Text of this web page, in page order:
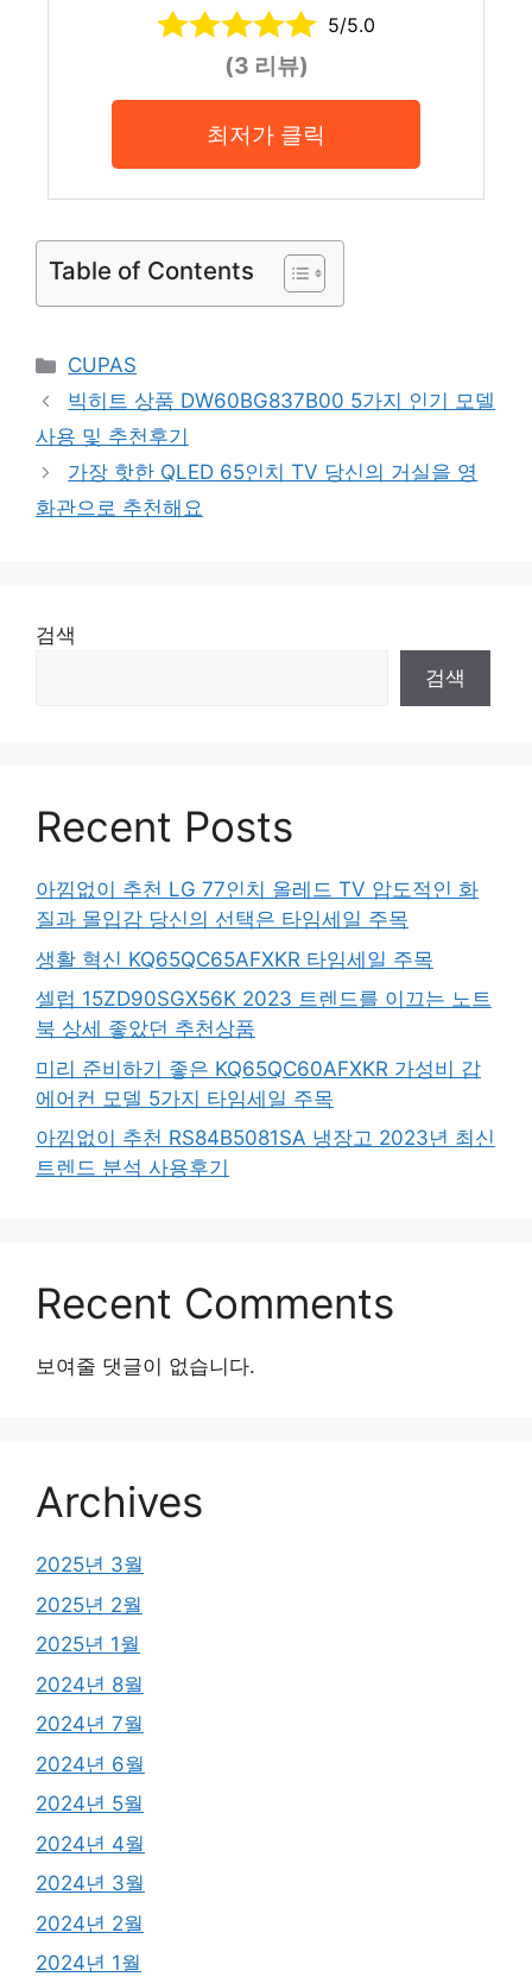
5/5.0
(3 리뷰)
최저가 클릭
Table of Contents
Categories
CUPAS
빅히트 상품 DW60BG837B00 5가지 인기 모델
사용 및 추천후기
가장 핫한 QLED 65인치 TV 당신의 거실을 영
화관으로 추천해요
검색
검색
Recent Posts
아낌없이 추천 LG 77인치 올레드 TV 압도적인 화
질과 몰입감 당신의 선택은 타임세일 주목
생활 혁신 KQ65QC65AFXKR 타임세일 주목
셀럽 15ZD90SGX56K 2023 트렌드를 이끄는 노트
북 상세 좋았던 추천상품
미리 준비하기 좋은 KQ65QC60AFXKR 가성비 갑
에어컨 모델 5가지 타임세일 주목
아낌없이 추천 RS84B5081SA 냉장고 2023년 최신
트렌드 분석 사용후기
Recent Comments
보여줄 댓글이 없습니다.
Archives
2025년 3월
2025년 2월
2025년 1월
2024년 8월
2024년 7월
2024년 6월
2024년 5월
2024년 4월
2024년 3월
2024년 2월
2024년 1월